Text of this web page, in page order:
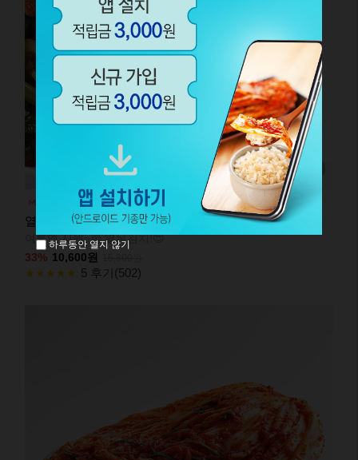
열무김치
여름엔 시원~한 열무김치!😍
33% 10,600원
★★★★★ 5 후기(502)
하루동안 열지 않기